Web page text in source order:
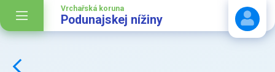
Vrchařská koruna
Podunajskej nížiny